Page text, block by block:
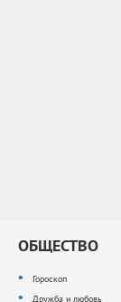
ОБЩЕСТВО
Гороскоп
Дружба и любовь